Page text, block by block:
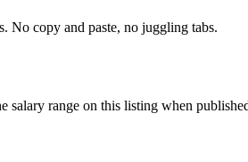
No copy and paste, no juggling tabs.
salary range on this listing when